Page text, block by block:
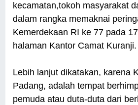
kecamatan,tokoh masyarakat
dalam rangka memaknai
Kemerdekaan RI ke 77 pada
halaman Kantor Camat Kuranji.
Lebih lanjut dikatakan, karena
Padang, adalah tempat
pemuda atau duta-duta dari